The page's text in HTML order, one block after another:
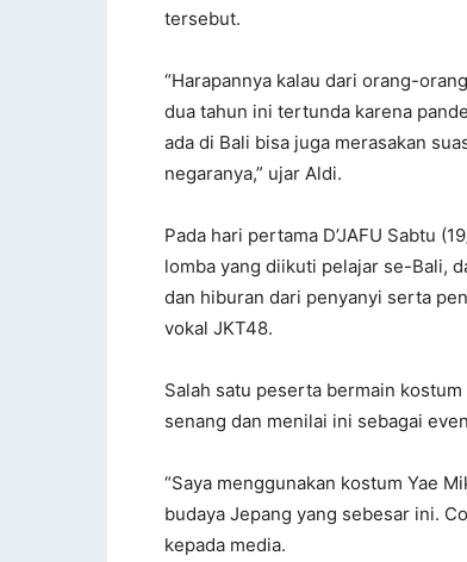
tersebut.
“Harapannya kalau dari orang-
dua tahun ini tertunda karena
ada di Bali bisa juga merasakan
negaranya,” ujar Aldi.
Pada hari pertama D’JAFU Sabtu
lomba yang diikuti pelajar se-Bali,
dan hiburan dari penyanyi serta
vokal JKT48.
Salah satu peserta bermain kostum
senang dan menilai ini sebagai
“Saya menggunakan kostum Yae
budaya Jepang yang sebesar ini.
kepada media.